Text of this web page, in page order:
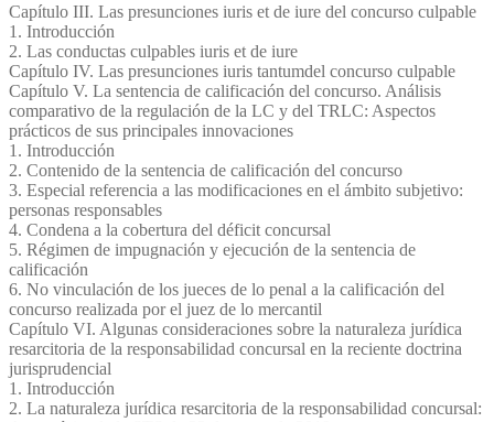
Capítulo III. Las presunciones iuris et de iure del concurso culpable
1. Introducción
2. Las conductas culpables iuris et de iure
Capítulo IV. Las presunciones iuris tantumdel concurso culpable
Capítulo V. La sentencia de calificación del concurso. Análisis
comparativo de la regulación de la LC y del TRLC: Aspectos
prácticos de sus principales innovaciones
1. Introducción
2. Contenido de la sentencia de calificación del concurso
3. Especial referencia a las modificaciones en el ámbito subjetivo:
personas responsables
4. Condena a la cobertura del déficit concursal
5. Régimen de impugnación y ejecución de la sentencia de
calificación
6. No vinculación de los jueces de lo penal a la calificación del
concurso realizada por el juez de lo mercantil
Capítulo VI. Algunas consideraciones sobre la naturaleza jurídica
resarcitoria de la responsabilidad concursal en la reciente doctrina
jurisprudencial
1. Introducción
2. La naturaleza jurídica resarcitoria de la responsabilidad concursal: